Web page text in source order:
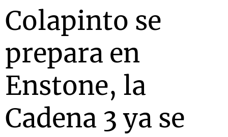
Colapinto se
prepara en
Enstone, la
Cadena 3 ya se